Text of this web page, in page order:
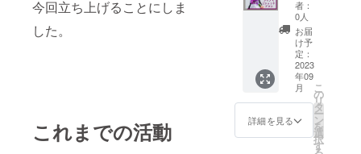
今回立ち上げることにしま
した。
これまでの活動
不可）
・会場
内に録
音、録
画、複
写に使
用する
機材(カ
メラ、
レコー
ダー、
【撮影
におけ
る注
意】 ・
演奏中
の撮影
は可能
ですが
あげら
れる際
ミリ×ヨ
コ208ミ
リ・素
材：ポ
リ塩化
ビニー
ル・
色：ク
Acherie
よりサ
ン
キュー
カード
を同封
させて
いただ
きま
す。 収
のTシャ
ツを
ゲット
して
Acherie
を応援
するプ
ランで
す♪ ■3
ターン
内容：
①ワン
マンラ
イブ終
了後に
ツー
ショッ
トをお
客様の
携帯電
者：
0人
お届
け予
定：
2023
年09
月
詳細を見る
こ
の
リ
タ
ー
ン
を
選
択
す